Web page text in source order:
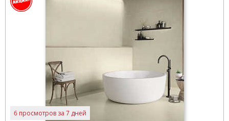
6 просмотров за 7 дней